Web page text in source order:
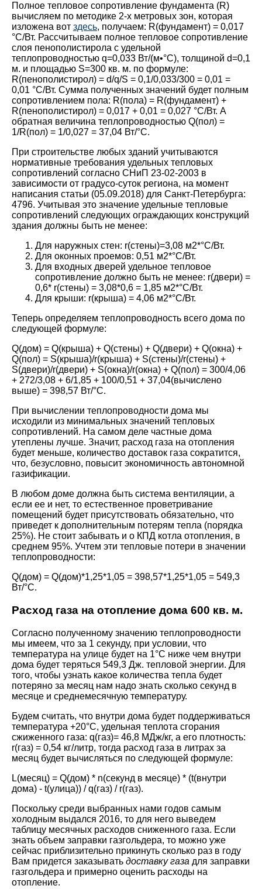
Полное тепловое сопротивление фундамента (R)
вычисляем по методике 2-х метровых зон, которая
изложена вот здесь, получаем: R(фундамент) = 0,017
°С/Вт. Рассчитываем полное тепловое сопротивление
слоя пенополистирола с удельной
теплопроводностью q=0,033 Вт/(м•°С), толщиной d=0,1
м. и площадью S=300 кв. м. по формуле:
R(пенополистирол) = d/q/S = 0,1/0,033/300 = 0,01 =
0,01 °С/Вт. Сумма полученных значений будет полным
сопротивлением пола: R(пола) = R(фундамент) +
R(пенополистирол) = 0,017 + 0,01 = 0,027 °С/Вт. А
обратная величина теплопроводностью Q(пол) =
1/R(пол) = 1/0,027 = 37,04 Вт/°C.
При строительстве любых зданий учитываются
нормативные требования удельных тепловых
сопротивлений согласно СНиП 23-02-2003 в
зависимости от градусо-суток региона, на момент
написания статьи (05.09.2018) для Санкт-Петербурга:
4796. Учитывая это значение удельные тепловые
сопротивлений следующих ограждающих конструкций
здания должны быть не менее:
Для наружных стен: r(стены)=3,08 м2*°C/Вт.
Для оконных проемов: 0,51 м2*°C/Вт.
Для входных дверей удельное тепловое
сопротивление должно быть не менее: r(двери) =
0,6* r(стены) = 3,08*0,6 = 1,85 м2*°C/Вт.
Для крыши: r(крыша) = 4,06 м2*°C/Вт.
Теперь определяем теплопроводность всего дома по
следующей формуле:
Q(дом) = Q(крыша) + Q(стены) + Q(двери) + Q(окна) +
Q(пол) = S(крыша)/r(крыша) + S(стены)/r(стены) +
S(двери)/r(двери) + S(окна)/r(окна) + Q(пол) = 300/4,06
+ 272/3,08 + 6/1,85 + 100/0,51 + 37,04(вычислено
выше) = 398,57 Вт/°C.
При вычислении теплопроводности дома мы
исходили из минимальных значений тепловых
сопротивлений. На самом деле частные дома
утеплены лучше. Значит, расход газа на отопления
будет меньше, количество доставок газа сократится,
что, безусловно, повысит экономичность автономной
газификации.
В любом доме должна быть система вентиляции, а
если ее и нет, то естественное проветривание
помещений будет присутствовать обязательно, что
приведет к дополнительным потерям тепла (порядка
25%). Не стоит забывать и о КПД котла отопления, в
среднем 95%. Учтем эти тепловые потери в значении
теплопроводности:
Q(дом) = Q(дом)*1,25*1,05 = 398,57*1,25*1,05 = 549,3
Вт/°C.
Расход газа на отопление дома 600 кв. м.
Согласно полученному значению теплопроводности
мы имеем, что за 1 секунду, при условии, что
температура на улице будет на 1°C ниже чем внутри
дома будет теряться 549,3 Дж. тепловой энергии. Для
того, чтобы узнать какое количества тепла будет
потеряно за месяц нам надо знать сколько секунд в
месяце и среднемесячную температуру.
Будем считать, что внутри дома будет поддерживаться
температура +20°C, удельная теплота сгорания
сжиженного газа: q(газ)= 46,8 МДж/кг, а его плотность:
r(газ) = 0,54 кг/литр, тогда расход газа в литрах за
месяц будет вычисляться по следующей формуле:
L(месяц) = Q(дом) * n(секунд в месяце) * (t(внутри
дома) - t(улица)) / q(газ) / r(газ).
Поскольку среди выбранных нами годов самым
холодным выдался 2016, то для него выведем
таблицу месячных расходов сниженного газа. Если
знать объем заправки газгольдера, то можно уже
сейчас приблизительно прикинуть сколько раз в году
Вам придется заказывать доставку газа для заправки
газгольдера и примерно оценить расходы на
отопление.